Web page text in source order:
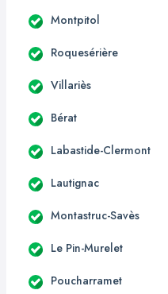
Montpitol
Roquesérière
Villariès
Bérat
Labastide-Clermont
Lautignac
Montastruc-Savès
Le Pin-Murelet
Poucharramet